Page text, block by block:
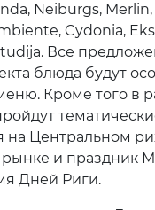
Neiburgs,
Cydonia,
Все
блюда будут
Кроме того в
на Центральном
и праздник
Дней Риги.